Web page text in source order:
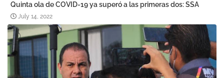
Quinta ola de COVID-19 ya superó a las primeras dos: SSA
July 14, 2022